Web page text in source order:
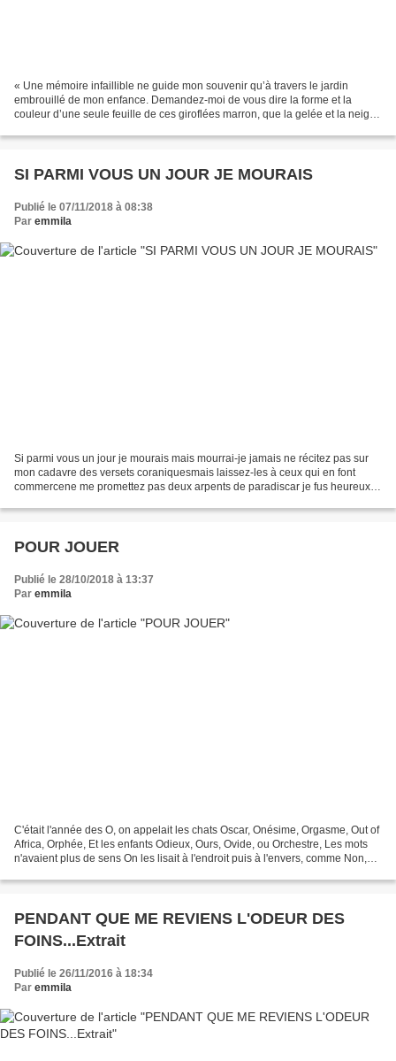
« Une mémoire infaillible ne guide mon souvenir qu’à travers le jardin
embrouillé de mon enfance. Demandez-moi de vous dire la forme et la
couleur d’une seule feuille de ces giroflées marron, que la gelée et la neige
SI PARMI VOUS UN JOUR JE MOURAIS
Publié le 07/11/2018 à 08:38
Par emmila
Si parmi vous un jour je mourais mais mourrai-je jamais ne récitez pas sur
mon cadavre des versets coraniquesmais laissez-les à ceux qui en font
commercene me promettez pas deux arpents de paradiscar je fus heureux
POUR JOUER
Publié le 28/10/2018 à 13:37
Par emmila
C'était l'année des O, on appelait les chats Oscar, Onésime, Orgasme, Out of
Africa, Orphée, Et les enfants Odieux, Ours, Ovide, ou Orchestre, Les mots
n'avaient plus de sens On les lisait à l'endroit puis à l'envers, comme Non,
PENDANT QUE ME REVIENS L'ODEUR DES
FOINS...Extrait
Publié le 26/11/2016 à 18:34
Par emmila